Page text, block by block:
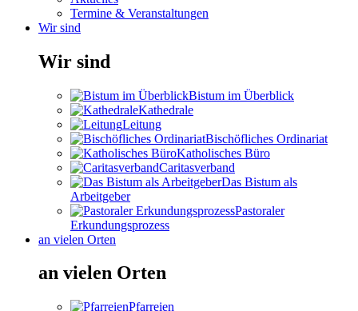
Termine & Veranstaltungen
Wir sind
Wir sind
Bistum im Überblick
Kathedrale
Leitung
Bischöfliches Ordinariat
Katholisches Büro
Caritasverband
Das Bistum als
Arbeitgeber
Pastoraler
Erkundungsprozess
an vielen Orten
an vielen Orten
Pfarreien